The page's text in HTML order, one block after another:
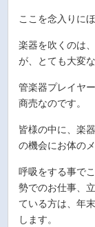
ここを念入りに
楽器を吹くのは
が、とても大変
管楽器プレイヤ
商売なのです。
皆様の中に、楽
の機会にお体の
呼吸をする事で
勢でのお仕事、
ている方は、年
します。